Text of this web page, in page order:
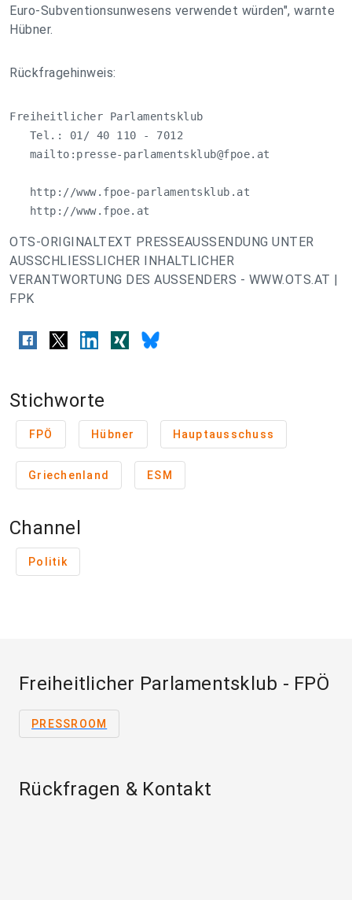
Euro-Subventionsunwesens verwendet würden", warnte
Hübner.
Rückfragehinweis:
Freiheitlicher Parlamentsklub
   Tel.: 01/ 40 110 - 7012
   mailto:
presse-parlamentsklub@fpoe.at
   http://www.fpoe-parlamentsklub.at
   http://www.fpoe.at
OTS-ORIGINALTEXT PRESSEAUSSENDUNG UNTER
AUSSCHLIESSLICHER INHALTLICHER
VERANTWORTUNG DES AUSSENDERS - WWW.OTS.AT |
FPK
Stichworte
FPÖ Hübner Hauptausschuss
Griechenland ESM
Channel
Politik
Freiheitlicher Parlamentsklub - FPÖ
PRESSROOM
Rückfragen & Kontakt